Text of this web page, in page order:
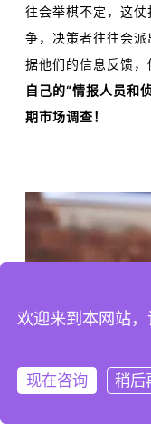
往会举棋不定，这
争，决策者往往会
据他们的信息反馈
自己的“情报人员和
期市场调查！
注册
欢迎来到本网站，
现在咨询 稍后